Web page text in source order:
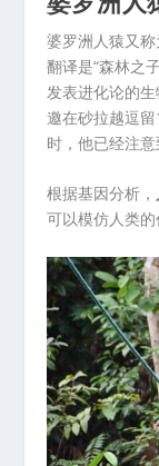
婆罗洲人猿又
翻译是“森林之
发表进化论的
邀在砂拉越逗
时，他已经注意
根据基因分析，
可以模仿人类的